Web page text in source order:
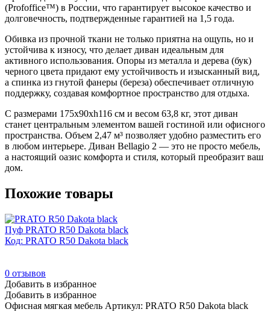
(Profoffice™) в России, что гарантирует высокое качество и
долговечность, подтвержденные гарантией на 1,5 года.
Обивка из прочной ткани не только приятна на ощупь, но и
устойчива к износу, что делает диван идеальным для
активного использования. Опоры из металла и дерева (бук)
черного цвета придают ему устойчивость и изысканный вид,
а спинка из гнутой фанеры (береза) обеспечивает отличную
поддержку, создавая комфортное пространство для отдыха.
С размерами 175x90xh116 см и весом 63,8 кг, этот диван
станет центральным элементом вашей гостиной или офисного
пространства. Объем 2,47 м³ позволяет удобно разместить его
в любом интерьере. Диван Bellagio 2 — это не просто мебель,
а настоящий оазис комфорта и стиля, который преобразит ваш
дом.
Похожие товары
Пуф PRATO R50 Dakota black
Код: PRATO R50 Dakota black
0 отзывов
Добавить в избранное
Добавить в избранное
Офисная мягкая мебель Артикул: PRATO R50 Dakota black